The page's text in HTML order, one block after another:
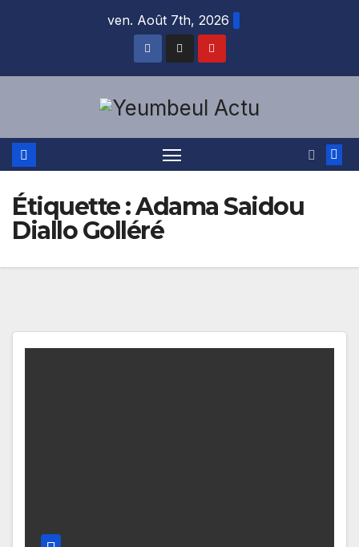
ven. Août 7th, 2026
Étiquette :Adama Saidou
Diallo Golléré